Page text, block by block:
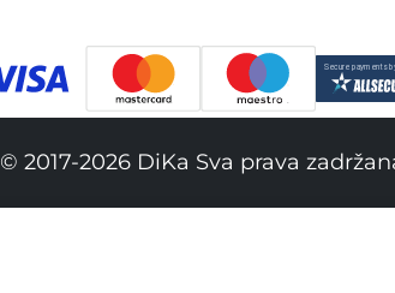
© 2017-2026 DiKa Sva prava